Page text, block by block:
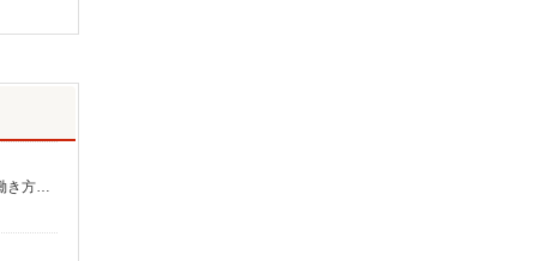
報酬／完全出来高制☆ノルマなし ◎稼働は週5日（4日も選択可） ※週5日稼働の方の平均月収27万円 「あなたに合わせた」働き方ができます。働き方やご希望の収入など、お気軽にお問い合わせください！ ◎20代〜50代を中心に幅広い年代の方が活躍中！